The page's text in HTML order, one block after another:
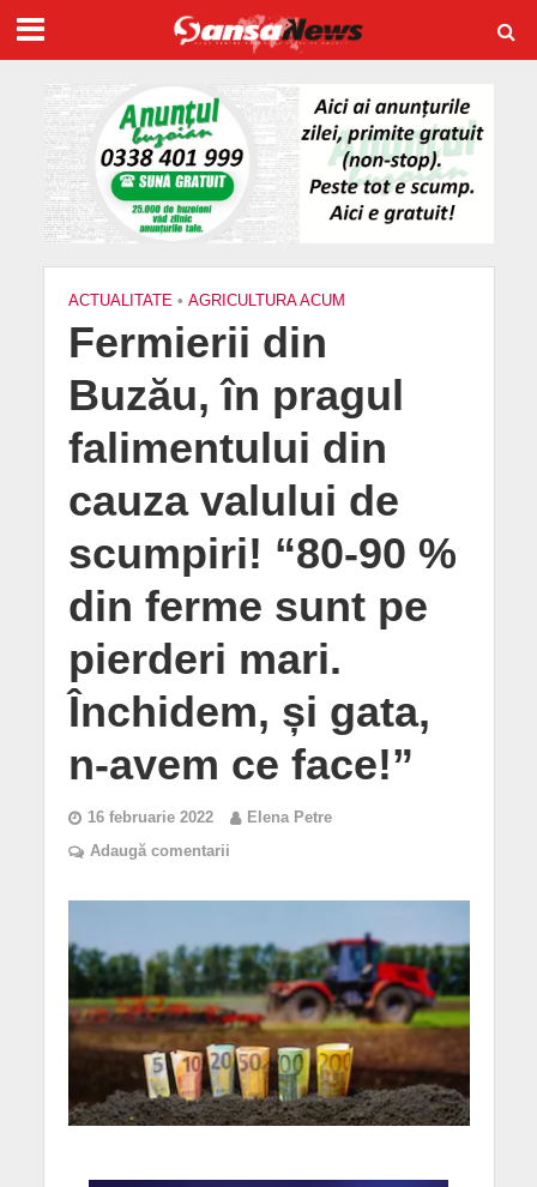
ACTUALITATE • AGRICULTURA ACUM
Fermierii din
Buzău, în pragul
falimentului din
cauza valului de
scumpiri! “80-90 %
din ferme sunt pe
pierderi mari.
Închidem, și gata,
n-avem ce face!”
16 februarie 2022
Elena Petre
Adaugă comentarii